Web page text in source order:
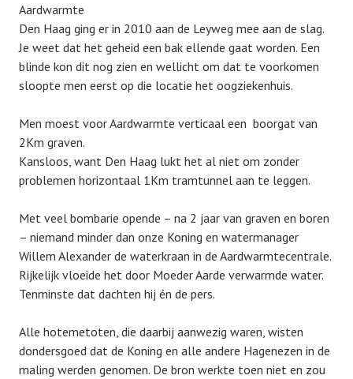
Aardwarmte
Den Haag ging er in 2010 aan de Leyweg mee aan de slag.
Je weet dat het geheid een bak ellende gaat worden. Een
blinde kon dit nog zien en wellicht om dat te voorkomen
sloopte men eerst op die locatie het oogziekenhuis.
Men moest voor Aardwarmte verticaal een boorgat van
2Km graven.
Kansloos, want Den Haag lukt het al niet om zonder
problemen horizontaal 1Km tramtunnel aan te leggen.
Met veel bombarie opende – na 2 jaar van graven en boren
– niemand minder dan onze Koning en watermanager
Willem Alexander de waterkraan in de Aardwarmtecentrale.
Rijkelijk vloeide het door Moeder Aarde verwarmde water.
Tenminste dat dachten hij én de pers.
Alle hotemetoten, die daarbij aanwezig waren, wisten
dondersgoed dat de Koning en alle andere Hagenezen in de
maling werden genomen. De bron werkte toen niet en zou